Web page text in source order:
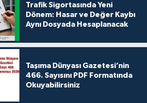
Trafik Sigortasında Yeni
Dönem: Hasar ve Değer Kaybı
Aynı Dosyada Hesaplanacak
Taşıma Dünyası Gazetesi’nin
466. Sayısını PDF Formatında
Okuyabilirsiniz